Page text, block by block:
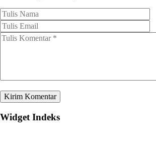
Widget Indeks